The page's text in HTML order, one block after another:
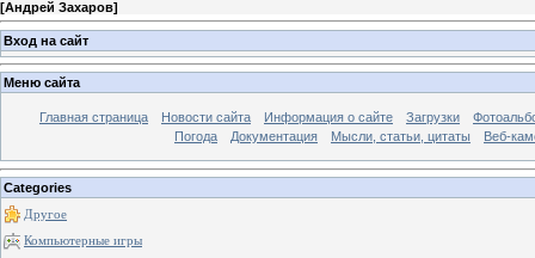
[Андрей Захаров]
Вход на сайт
Меню сайта
Главная страница Новости сайта Информация о сайте Загрузки
Погода
Документация Мысли, статьи, цитаты Веб-
Categories
Другое
Компьютерные игры